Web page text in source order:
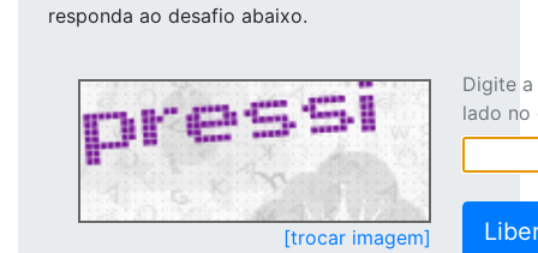
responda ao desafio abaixo.
[trocar imagem]
Digite
lado no